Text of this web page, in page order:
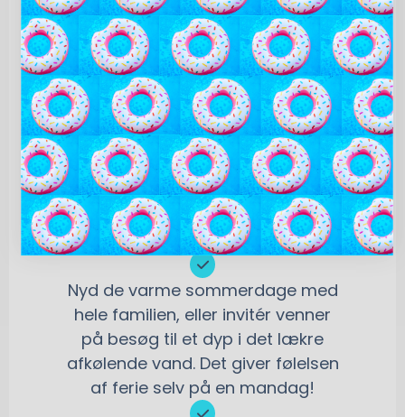
Der er masser af fordele ved at få en
udendørs swimmingpool hjemme i privaten
– især hvis du og familien ofte nyder jeres
ferier herhjemme i Danmark.
Der er masser af fordele ved at få
en udendørs swimmingpool
hjemme i privaten – især hvis du
og familien ofte nyder jeres ferier
herhjemme i Danmark.
Nyd de varme sommerdage med
hele familien, eller invitér venner
på besøg til et dyp i det lækre
afkølende vand. Det giver følelsen
af ferie selv på en mandag!